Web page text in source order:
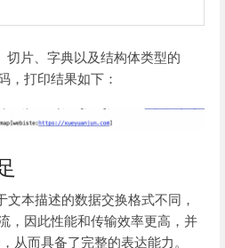
切片、字典以及结构体类型的
，打印结果如下：
本描述的数据交换格式不同，
，因此性能和传输效率更高，并
从而具备了完整的表达能力。